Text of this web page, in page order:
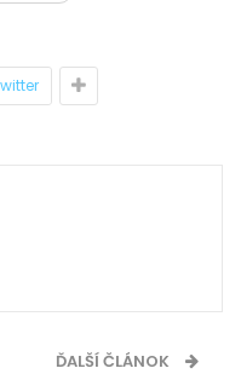
ĎALŠÍ ČLÁNOK